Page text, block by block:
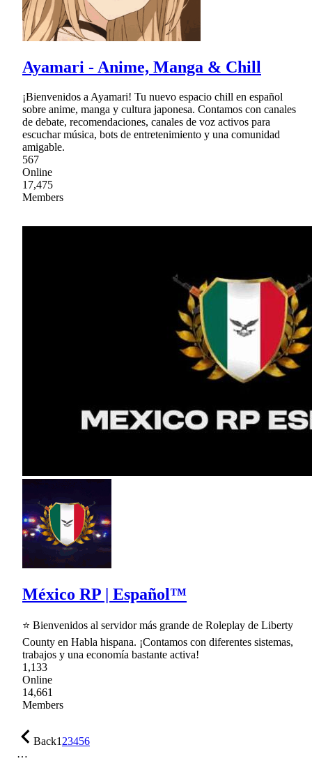
Ayamari - Anime, Manga & Chill
¡Bienvenidos a Ayamari! Tu nuevo espacio chill en español
sobre anime, manga y cultura japonesa. Contamos con canales
de debate, recomendaciones, canales de voz activos para
escuchar música, bots de entretenimiento y una comunidad
amigable.
567
Online
17,475
Members
México RP | Español™
⭐ Bienvenidos al servidor más grande de Roleplay de Liberty
County en Habla hispana. ¡Contamos con diferentes sistemas,
trabajos y una economía bastante activa!
1,133
Online
14,661
Members
Back123456
…